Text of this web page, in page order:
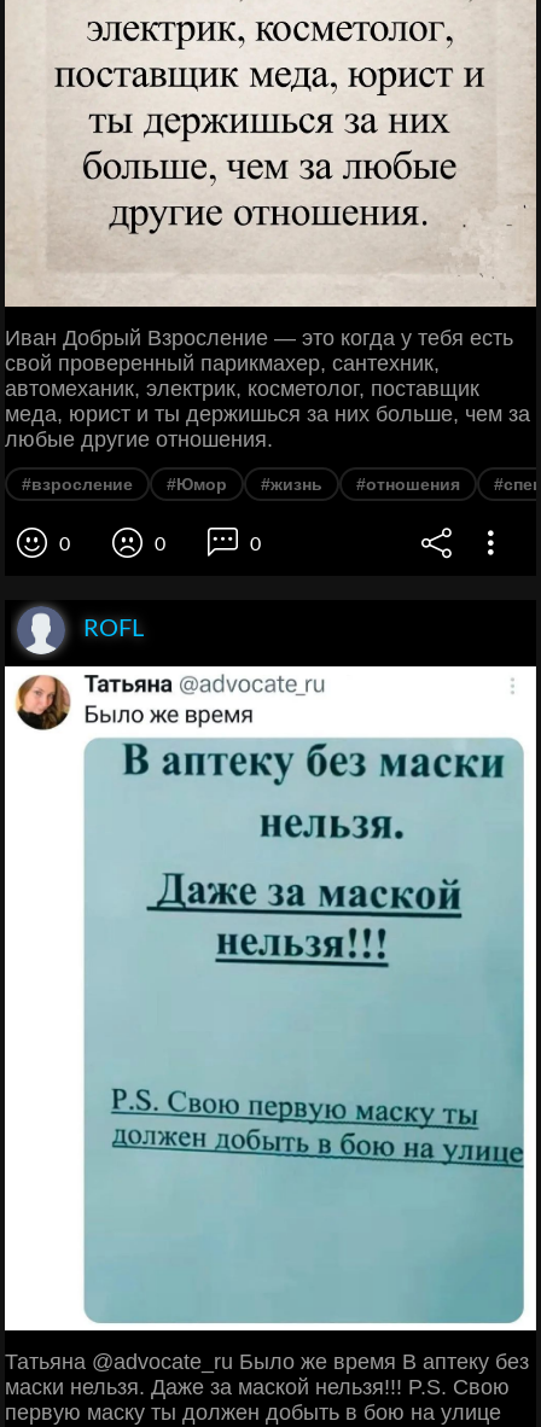
Иван Добрый Взросление — это когда у тебя есть
свой проверенный парикмахер, сантехник,
автомеханик, электрик, косметолог, поставщик
меда, юрист и ты держишься за них больше, чем за
любые другие отношения.
#взросление #Юмор #жизнь #отношения
0 0 0
ROFL
Татьяна @advocate_ru Было же время В аптеку без
маски нельзя. Даже за маской нельзя!!! P.S. Свою
первую маску ты должен добыть в бою на улице